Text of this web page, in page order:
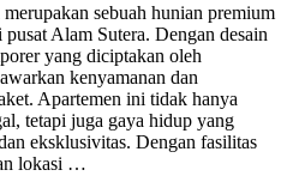
sebuah hunian premium
Alam Sutera. Dengan desain
yang diciptakan oleh
kenyamanan dan
Apartemen ini tidak hanya
tetapi juga gaya hidup yang
eksklusivitas. Dengan fasilitas
lokasi …